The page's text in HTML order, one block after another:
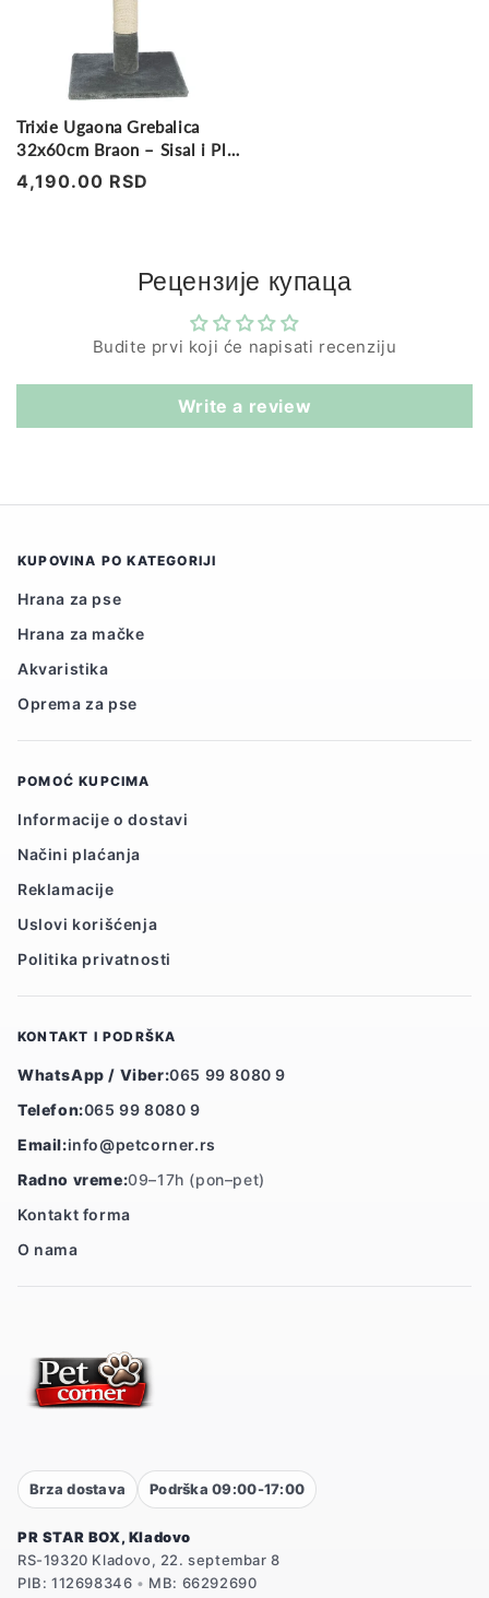
Trixie Ugaona Grebalica
32x60cm Braon – Sisal i Pliš
za Mačke
Regularna
4,190.00 RSD
Рецензије купаца
Budite prvi koji će napisati recenziju
Write a review
KUPOVINA PO KATEGORIJI
Hrana za pse
Hrana za mačke
Akvaristika
Oprema za pse
POMOĆ KUPCIMA
Informacije o dostavi
Načini plaćanja
Reklamacije
Uslovi korišćenja
Politika privatnosti
KONTAKT I PODRŠKA
WhatsApp / Viber:065 99 8080 9
Telefon:065 99 8080 9
Email:info@petcorner.rs
Radno vreme:09–17h (pon–pet)
Kontakt forma
O nama
Brza dostava Podrška 09:00-17:00
PR STAR BOX, Kladovo
RS-19320 Kladovo, 22. septembar 8
PIB: 112698346 • MB: 66292690